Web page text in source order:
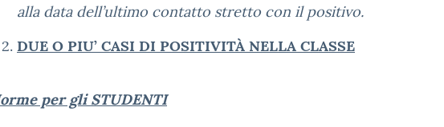
alla data dell’ultimo contatto stretto con il positivo.
DUE O PIU’ CASI DI POSITIVITÀ NELLA CLASSE
per gli STUDENTI